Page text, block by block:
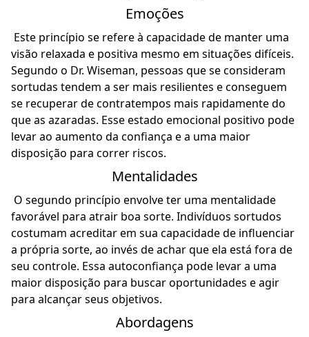
Emoções
Este princípio se refere à capacidade de manter uma
visão relaxada e positiva mesmo em situações difíceis.
Segundo o Dr. Wiseman, pessoas que se consideram
sortudas tendem a ser mais resilientes e conseguem
se recuperar de contratempos mais rapidamente do
que as azaradas. Esse estado emocional positivo pode
levar ao aumento da confiança e a uma maior
disposição para correr riscos.
Mentalidades
O segundo princípio envolve ter uma mentalidade
favorável para atrair boa sorte. Indivíduos sortudos
costumam acreditar em sua capacidade de influenciar
a própria sorte, ao invés de achar que ela está fora de
seu controle. Essa autoconfiança pode levar a uma
maior disposição para buscar oportunidades e agir
para alcançar seus objetivos.
Abordagens